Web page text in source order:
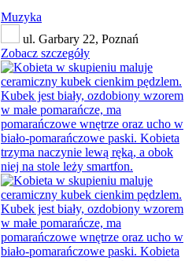
Muzyka
ul. Garbary 22, Poznań
Zobacz szczegóły